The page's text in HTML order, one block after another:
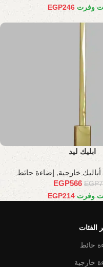
وفرت EGP246
ابليك ليد
أباليك خارجية, إضاءة حائط
EGP
EGP566
وفرت EGP214
الفئات
حائط
خارجية